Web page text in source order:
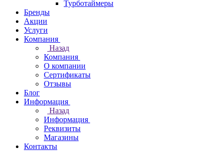
Турботаймеры
Бренды
Акции
Услуги
Компания
Назад
Компания
О компании
Сертификаты
Отзывы
Блог
Информация
Назад
Информация
Реквизиты
Магазины
Контакты